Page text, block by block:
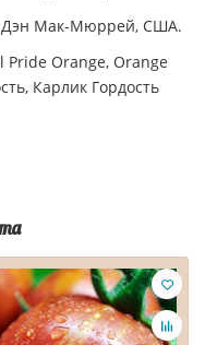
Дэн Мак-Мюррей, США.
Pride Orange, Orange
Карлик Гордость